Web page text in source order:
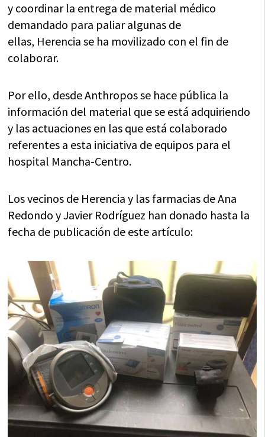
y coordinar la entrega de material médico
demandado para paliar algunas de
ellas, Herencia se ha movilizado con el fin de
colaborar.
Por ello, desde Anthropos se hace pública la
información del material que se está adquiriendo
y las actuaciones en las que está colaborado
referentes a esta iniciativa de equipos para el
hospital Mancha-Centro.
Los vecinos de Herencia y las farmacias de Ana
Redondo y Javier Rodríguez han donado hasta la
fecha de publicación de este artículo: